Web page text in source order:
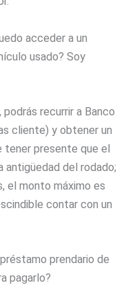
acceder a un
usado? Soy
recurrir a Banco
cliente) y obtener un
tener presente que el
antigüedad del rodado;
el monto máximo es
contar con un
prendario de
pagarlo?